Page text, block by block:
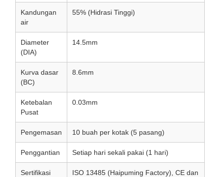
Kandungan
air
55% (Hidrasi Tinggi)
Diameter
(DIA)
14.5mm
Kurva dasar
(BC)
8.6mm
Ketebalan
Pusat
0.03mm
Pengemasan 10 buah per kotak (5 pasang)
Penggantian Setiap hari sekali pakai (1 hari)
Sertifikasi
ISO 13485 (Haipuming Factory), CE dan